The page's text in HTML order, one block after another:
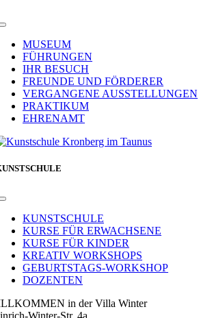
Toggle
NavigationMUSEUM
FÜHRUNGEN
IHR BESUCH
FREUNDE UND FÖRDERER
VERGANGENE AUSSTELLUNGEN
PRAKTIKUM
EHRENAMT
Toggle
NavigationKUNSTSCHULE
KURSE FÜR ERWACHSENE
KURSE FÜR KINDER
KREATIV WORKSHOPS
GEBURTSTAGS-WORKSHOP
DOZENTEN
in der Villa Winter
Winter-Str. 4a